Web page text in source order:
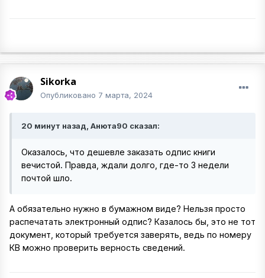
Sikorka
Опубликовано 7 марта, 2024
20 минут назад, Анюта90 сказал:
Оказалось, что дешевле заказать одпис книги
вечистой. Правда, ждали долго, где-то 3 недели
почтой шло.
А обязательно нужно в бумажном виде? Нельзя просто
распечатать электронный одпис? Казалось бы, это не тот
документ, который требуется заверять, ведь по номеру
КВ можно проверить верность сведений.